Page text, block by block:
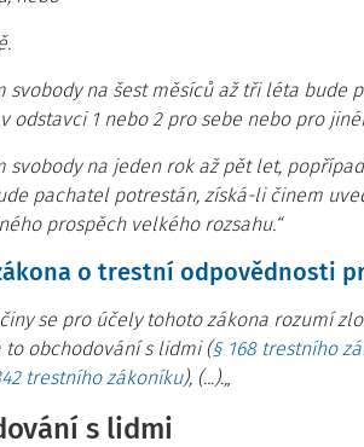
svobody na šest měsíců až tři léta bude
odstavci 1 nebo 2 pro sebe nebo pro
svobody na jeden rok až pět let,
pachatel potrestán, získá-li činem
prospěch velkého rozsahu.“
o trestní odpovědnosti
činy se pro účely tohoto zákona rozumí
to obchodování s lidmi (§ 168 trestního
trestního zákoníku), (...).„
s lidmi